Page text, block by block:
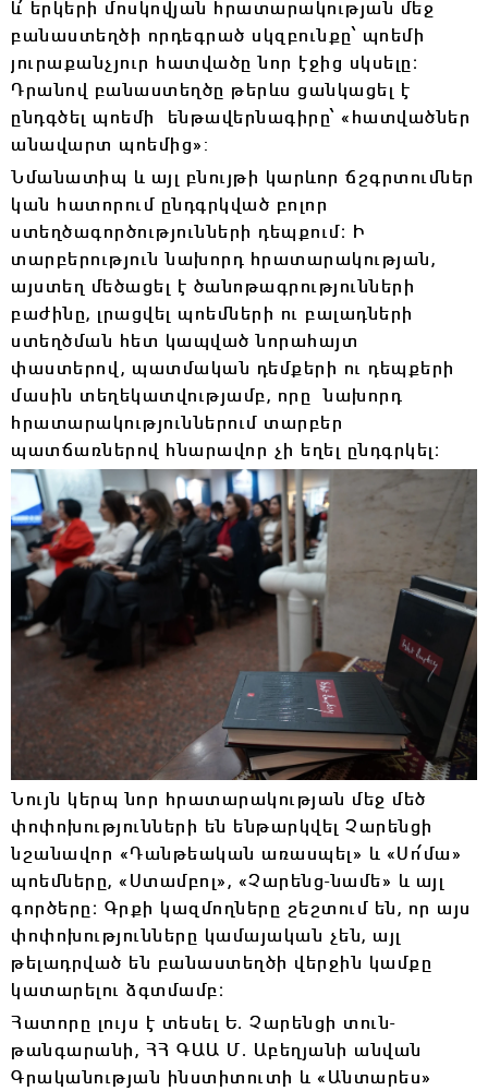
և՛ երկերի մոսկովյան հրատարակության մեջ
բանաստեղծի որդեգրած սկզբունքը՝ պոեմի
յուրաքանչյուր հատվածը նոր էջից սկսելը։
Դրանով բանաստեղծը թերևս ցանկացել է
ընդգծել պոեմի ենթավերնագիրը՝ «հատվածներ
անավարտ պոեմից»:
Նմանատիպ և այլ բնույթի կարևոր ճշգրտումներ
կան հատորում ընդգրկված բոլոր
ստեղծագործությունների դեպքում։ Ի
տարբերություն նախորդ հրատարակության,
այստեղ մեծացել է ծանոթագրությունների
բաժինը, լրացվել պոեմների ու բալադների
ստեղծման հետ կապված նորահայտ
փաստերով, պատմական դեմքերի ու դեպքերի
մասին տեղեկատվությամբ, որը նախորդ
հրատարակություններում տարբեր
պատճառներով հնարավոր չի եղել ընդգրկել։
Նույն կերպ նոր հրատարակության մեջ մեծ
փոփոխությունների են ենթարկվել Չարենցի
նշանավոր «Դանթեական առասպել» և «Սո՛մա»
պոեմները, «Ստամբոլ», «Չարենց-նամե» և այլ
գործերը։ Գրքի կազմողները շեշտում են, որ այս
փոփոխությունները կամայական չեն, այլ
թելադրված են բանաստեղծի վերջին կամքը
կատարելու ձգտմամբ։
Հատորը լույս է տեսել Ե. Չարենցի տուն-
թանգարանի, ՀՀ ԳԱԱ Մ. Աբեղյանի անվան
Գրականության ինստիտուտի և «Անտարես»